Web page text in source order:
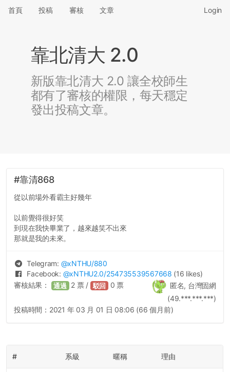
首頁 投稿 審核 文章 Login
靠北清大 2.0
新版靠北清大 2.0 讓全校師生
都有了審核的權限，每天穩定
發出投稿文章。
#靠清868
從以前場外看霸主好幾年
以前覺得很好笑
到現在我快畢業了，越來越笑不出來
那就是我的未來。
Telegram: @xNTHU/880
Facebook: @xNTHU2.0/254735539567668 (16 likes)
匿名, 台灣固網
(49.***.***.***)
審核結果： 通過 2 票 / 駁回 0 票
投稿時間： 2021 年 03 月 01 日 08:06 (66 個月前)
# 系級 暱稱 理由